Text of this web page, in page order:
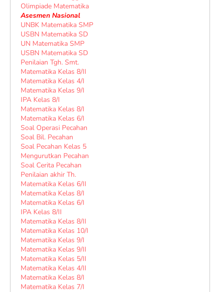
Olimpiade Matematika
Asesmen Nasional
UNBK Matematika SMP
USBN Matematika SD
UN Matematika SMP
USBN Matematika SD
Penilaian Tgh. Smt.
Matematika Kelas 8/II
Matematika Kelas 4/I
Matematika Kelas 9/I
IPA Kelas 8/I
Matematika Kelas 8/I
Matematika Kelas 6/I
Soal Operasi Pecahan
Soal Bil. Pecahan
Soal Pecahan Kelas 5
Mengurutkan Pecahan
Soal Cerita Pecahan
Penilaian akhir Th.
Matematika Kelas 6/II
Matematika Kelas 8/I
Matematika Kelas 6/I
IPA Kelas 8/II
Matematika Kelas 8/II
Matematika Kelas 10/I
Matematika Kelas 9/I
Matematika Kelas 9/II
Matematika Kelas 5/II
Matematika Kelas 4/II
Matematika Kelas 8/I
Matematika Kelas 7/I